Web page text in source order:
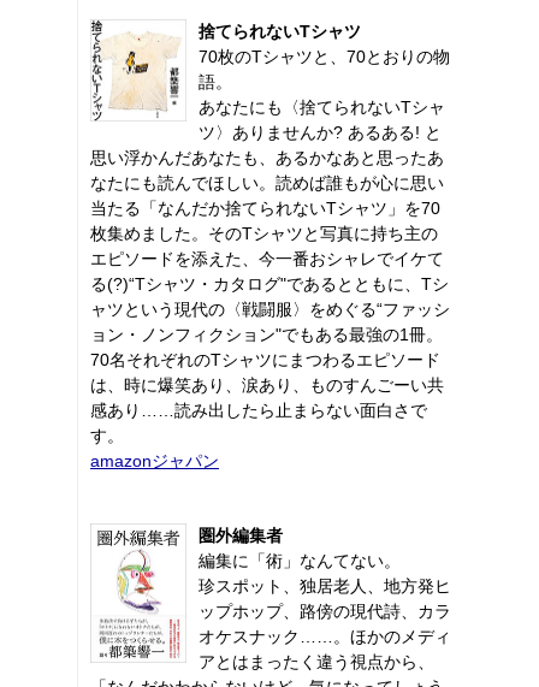
捨てられないTシャツ
70枚のTシャツと、70とおりの物
語。
あなたにも〈捨てられないTシャ
ツ〉ありませんか? あるある! と
思い浮かんだあなたも、あるかなあと思ったあ
なたにも読んでほしい。読めば誰もが心に思い
当たる「なんだか捨てられないTシャツ」を70
枚集めました。そのTシャツと写真に持ち主の
エピソードを添えた、今一番おシャレでイケて
る(?)“Tシャツ・カタログ"であるとともに、Tシ
ャツという現代の〈戦闘服〉をめぐる“ファッシ
ョン・ノンフィクション"でもある最強の1冊。
70名それぞれのTシャツにまつわるエピソード
は、時に爆笑あり、涙あり、ものすんごーい共
感あり……読み出したら止まらない面白さで
す。
amazonジャパン
圏外編集者
編集に「術」なんてない。
珍スポット、独居老人、地方発ヒ
ップホップ、路傍の現代詩、カラ
オケスナック……。ほかのメディ
アとはまったく違う視点から、